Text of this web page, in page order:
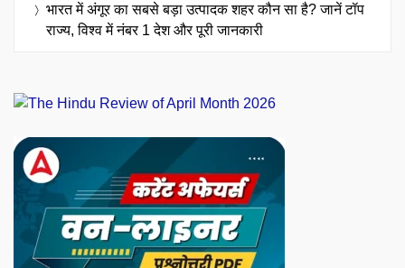
भारत में अंगूर का सबसे बड़ा उत्पादक शहर कौन सा है? जानें टॉप
राज्य, विश्व में नंबर 1 देश और पूरी जानकारी